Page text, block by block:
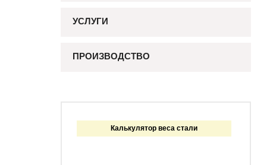
УСЛУГИ
ПРОИЗВОДСТВО
Калькулятор веса стали